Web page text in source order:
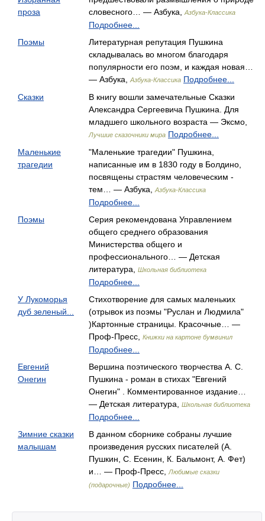
проза
словесного… — Азбука,
Азбука-Классика
Подробнее...
Поэмы
Литературная репутация Пушкина
складывалась во многом благодаря
популярности его поэм, и каждая новая…
— Азбука,
Азбука-Классика Подробнее...
Сказки
В книгу вошли замечательные Сказки
Александра Сергеевича Пушкина. Для
младшего школьного возраста — Эксмо,
Лучшие сказочники мира Подробнее...
Маленькие
трагедии
"Маленькие трагедии" Пушкина,
написанные им в 1830 году в Болдино,
посвящены страстям человеческим -
тем… — Азбука,
Азбука-Классика
Подробнее...
Поэмы
Серия рекомендована Управлением
общего среднего образования
Министерства общего и
профессионального… — Детская
литература,
Школьная библиотека
Подробнее...
У Лукоморья
дуб зеленый...
Стихотворение для самых маленьких
(отрывок из поэмы "Руслан и Людмила"
)Картонные страницы. Красочные… —
Проф-Пресс,
Книжки на картоне бумвинил
Подробнее...
Евгений
Онегин
Вершина поэтического творчества А. С.
Пушкина - роман в стихах "Евгений
Онегин" . Комментированное издание…
— Детская литература,
Школьная библиотека
Подробнее...
Зимние сказки
малышам
В данном сборнике собраны лучшие
произведения русских писателей (А.
Пушкин, С. Есенин, К. Бальмонт, А. Фет)
и… — Проф-Пресс,
Любимые сказки
(подарочные) Подробнее...